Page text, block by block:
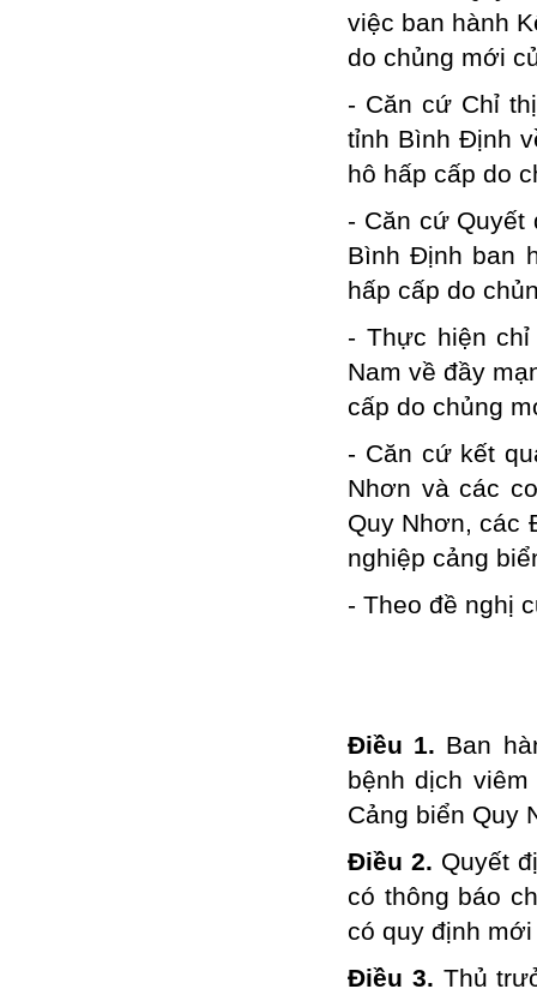
việc ban hành
do chủng mới
- Căn cứ Chỉ
tỉnh Bình Định
hô hấp cấp do
- Căn cứ Quyết
Bình Định ban
hấp cấp do
- Thực hiện
Nam về đầy
cấp do chủng
- Căn cứ kết
Nhơn và các
Quy Nhơn, các
nghiệp cảng
- Theo đề nghị
Điều 1. Ban
bệnh dịch
Cảng biển Quy
Điều 2. Quyết
có thông báo
có quy định
Điều 3. Thủ